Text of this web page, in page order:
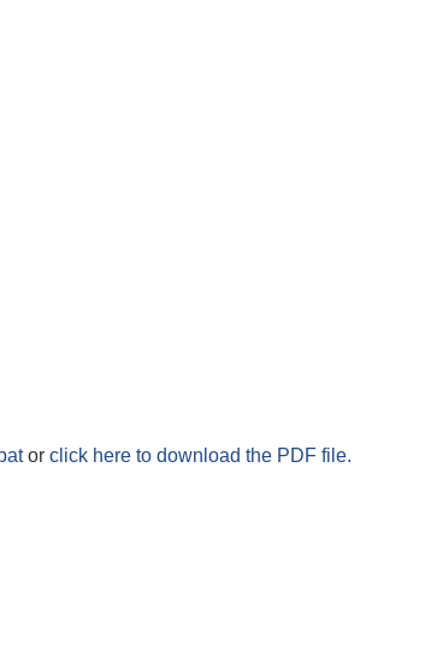
or click here to download the PDF file.